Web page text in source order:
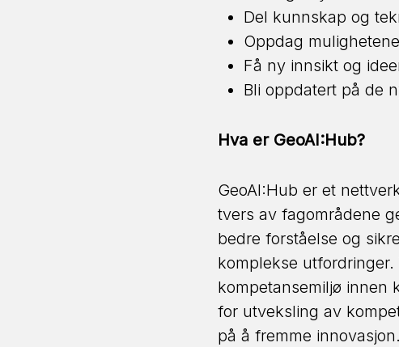
Del kunnskap og
Oppdag
Få ny innsikt og
Bli oppdatert på de
Hva er GeoAI:Hub?
GeoAI:Hub er et
tvers av fagområdene
bedre forståelse og
komplekse
kompetansemiljø innen
for utveksling av
på å fremme innovasjon.